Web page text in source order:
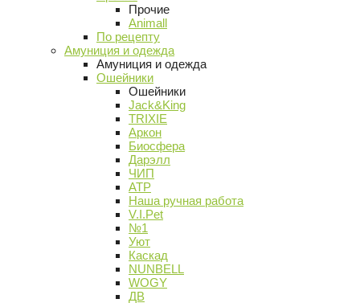
Прочие
Animall
По рецепту
Амуниция и одежда
Амуниция и одежда
Ошейники
Ошейники
Jack&King
TRIXIE
Аркон
Биосфера
Дарэлл
ЧИП
АТР
Наша ручная работа
V.I.Pet
№1
Уют
Каскад
NUNBELL
WOGY
ДВ